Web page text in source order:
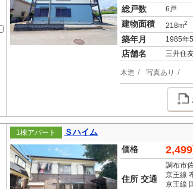
総戸数 6戸
建物面積 218m2
築年月 1985年
店舗名 三井住
木造 写真あり
1棟アパート
Ｓハイム
価格
住所 交通
調布市
京王線
京王線